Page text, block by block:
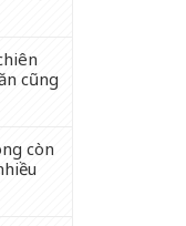
cũng
còn